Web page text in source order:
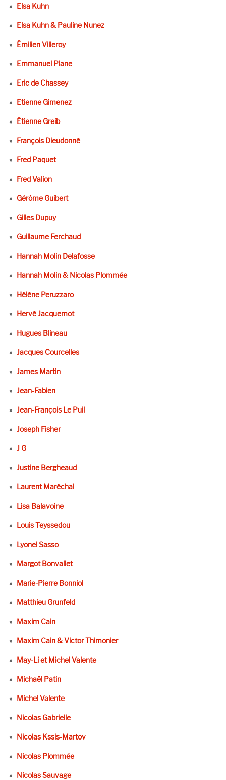
Elsa Kuhn
Elsa Kuhn & Pauline Nunez
Émilien Villeroy
Emmanuel Plane
Eric de Chassey
Etienne Gimenez
Étienne Greib
François Dieudonné
Fred Paquet
Fred Valion
Gérôme Guibert
Gilles Dupuy
Guillaume Ferchaud
Hannah Molin Delafosse
Hannah Molin & Nicolas Plommée
Hélène Peruzzaro
Hervé Jacquemot
Hugues Blineau
Jacques Courcelles
James Martin
Jean-Fabien
Jean-François Le Puil
Joseph Fisher
J G
Justine Bergheaud
Laurent Maréchal
Lisa Balavoine
Louis Teyssedou
Lyonel Sasso
Margot Bonvallet
Marie-Pierre Bonniol
Matthieu Grunfeld
Maxim Cain
Maxim Cain & Victor Thimonier
May-Li et Michel Valente
Michaël Patin
Michel Valente
Nicolas Gabrielle
Nicolas Kssis-Martov
Nicolas Plommée
Nicolas Sauvage